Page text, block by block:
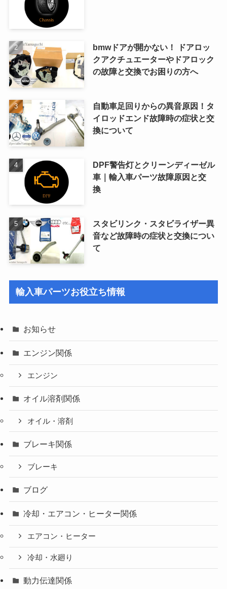
bmwドアが開かない！ ドアロッ
クアクチュエーターやドアロック
の故障と交換でお困りの方へ
自動車足回りからの異音原因！タ
イロッドエンド故障時の症状と交
換について
DPF警告灯とクリーンディーゼル
車｜輸入車パーツ故障原因と交
換
スタビリンク・スタビライザー異
音など故障時の症状と交換につい
て
輸入車パーツお役立ち情報
お知らせ
エンジン関係
エンジン
オイル溶剤関係
オイル・溶剤
ブレーキ関係
ブレーキ
ブログ
冷却・エアコン・ヒーター関係
エアコン・ヒーター
冷却・水廻り
動力伝達関係